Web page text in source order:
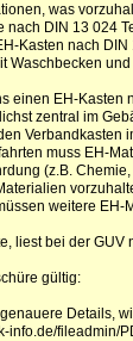
was
nach DIN 13 024
Kasten nach DIN
Waschbecken
einen EH-Kasten
zentral im
Verbandkasten
muss EH-
(z.B.
weitere EH-
liest bei der GUV
gültig:
Details,
info.de/fileadmin/